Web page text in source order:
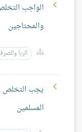
الواجب
والمحتاجين
الربا
يجب التخلص
المسلمين